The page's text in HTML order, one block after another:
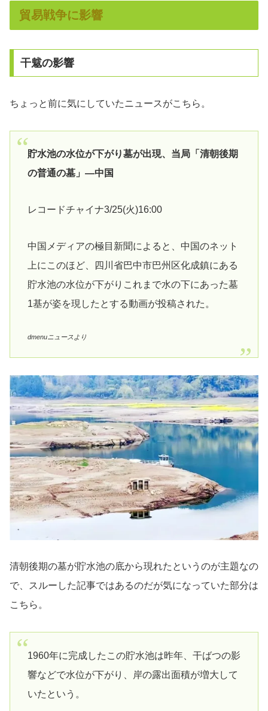
貿易戦争に影響
干魃の影響
ちょっと前に気にしていたニュースがこちら。
貯水池の水位が下がり墓が出現、当局「清朝後期
の普通の墓」―中国
レコードチャイナ3/25(火)16:00
中国メディアの極目新聞によると、中国のネット
上にこのほど、四川省巴中市巴州区化成鎮にある
貯水池の水位が下がりこれまで水の下にあった墓
1基が姿を現したとする動画が投稿された。
dmenuニュースより
清朝後期の墓が貯水池の底から現れたというのが主題なの
で、スルーした記事ではあるのだが気になっていた部分は
こちら。
1960年に完成したこの貯水池は昨年、干ばつの影
響などで水位が下がり、岸の露出面積が増大して
いたという。